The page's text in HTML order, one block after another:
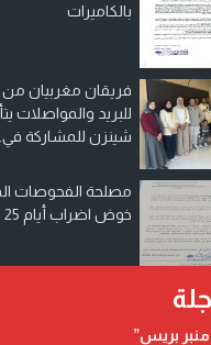
بالكاميرات
فريقان مغربيان
للبريد والمواصلات
شينزن للمشاركة في...
مصلحة الفحوصات
خوض اضراب أيام 25 و 26 فبراير...
على فيسبوك
بريس”